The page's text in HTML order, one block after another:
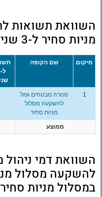
השוואת תשואות
מניות סחיר ל-3 שנים
מיקום שם הקופה
1
מנורה מבטחים גמל
להשקעה מסלול
מניות סחיר
ממוצע
השוואת דמי
להשקעה מסלול
במסלול מניות סחיר